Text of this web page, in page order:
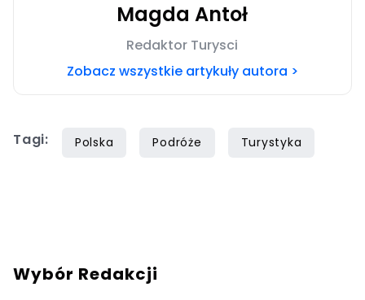
Magda Antoł
Redaktor Turysci
Zobacz wszystkie artykuły autora >
Tagi: Polska Podróże Turystyka
Wybór Redakcji